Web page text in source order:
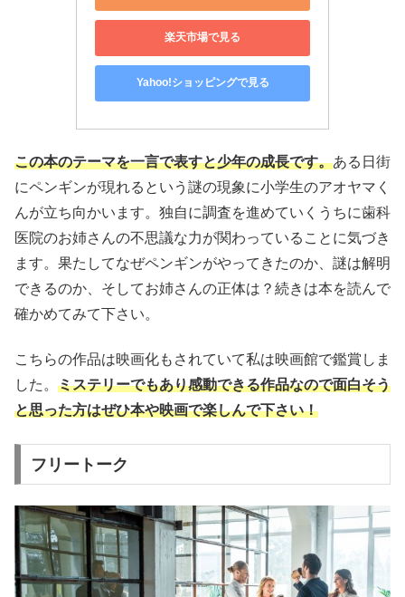
楽天市場で見る
Yahoo!ショッピングで見る
この本のテーマを一言で表すと少年の成長です。ある日街
にペンギンが現れるという謎の現象に小学生のアオヤマく
んが立ち向かいます。独自に調査を進めていくうちに歯科
医院のお姉さんの不思議な力が関わっていることに気づき
ます。果たしてなぜペンギンがやってきたのか、謎は解明
できるのか、そしてお姉さんの正体は？続きは本を読んで
確かめてみて下さい。
こちらの作品は映画化もされていて私は映画館で鑑賞しま
した。 ミステリーでもあり感動できる作品なので面白そう
と思った方はぜひ本や映画で楽しんで下さい！
フリートーク